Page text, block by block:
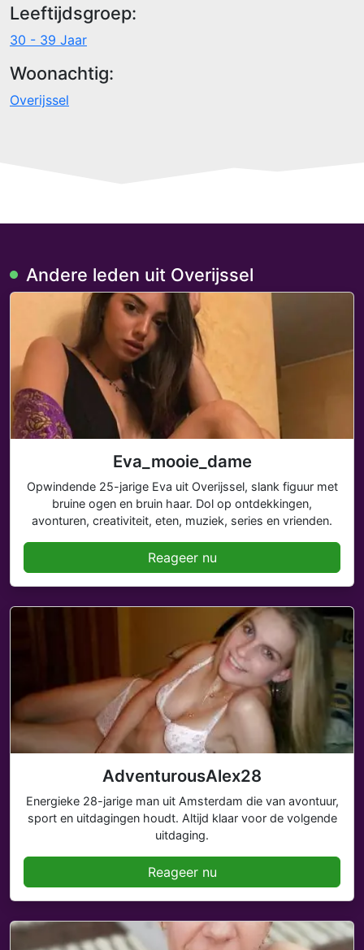
Leeftijdsgroep:
30 - 39 Jaar
Woonachtig:
Overijssel
Andere leden uit Overijssel
Eva_mooie_dame
Opwindende 25-jarige Eva uit Overijssel, slank figuur met
bruine ogen en bruin haar. Dol op ontdekkingen,
avonturen, creativiteit, eten, muziek, series en vrienden.
Reageer nu
AdventurousAlex28
Energieke 28-jarige man uit Amsterdam die van avontuur,
sport en uitdagingen houdt. Altijd klaar voor de volgende
uitdaging.
Reageer nu